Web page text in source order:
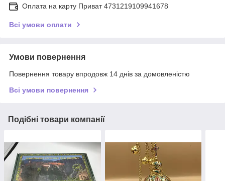
Оплата на карту Приват 4731219109941678
Всі умови оплати
Умови повернення
Повернення товару впродовж 14 днів за домовленістю
Всі умови повернення
Подібні товари компанії